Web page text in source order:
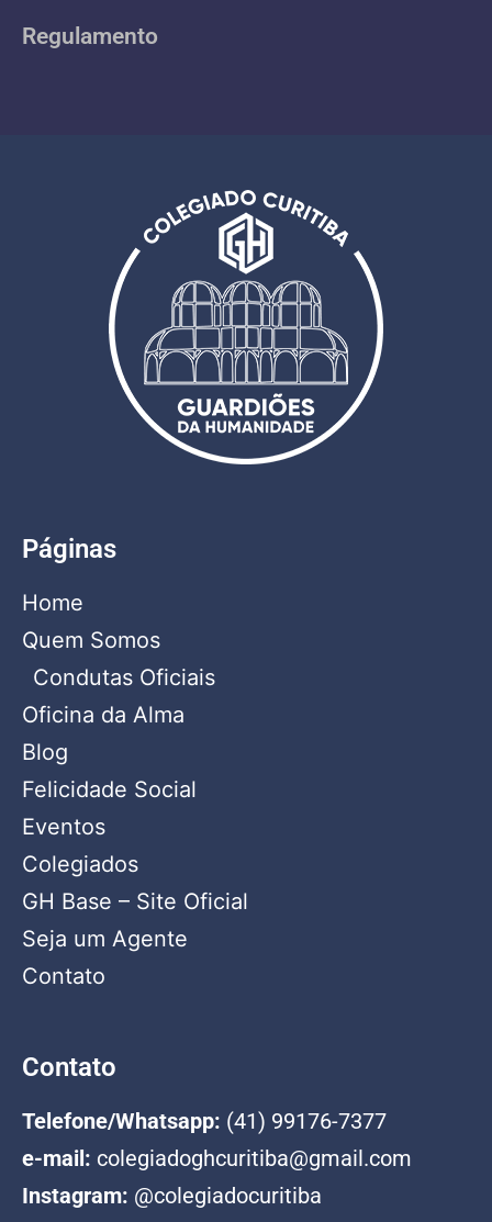
Regulamento
Páginas
Home
Quem Somos
Condutas Oficiais
Oficina da Alma
Blog
Felicidade Social
Eventos
Colegiados
GH Base – Site Oficial
Seja um Agente
Contato
Contato
Telefone/Whatsapp: (41) 99176-7377
e-mail: colegiadoghcuritiba@gmail.com
Instagram: @colegiadocuritiba